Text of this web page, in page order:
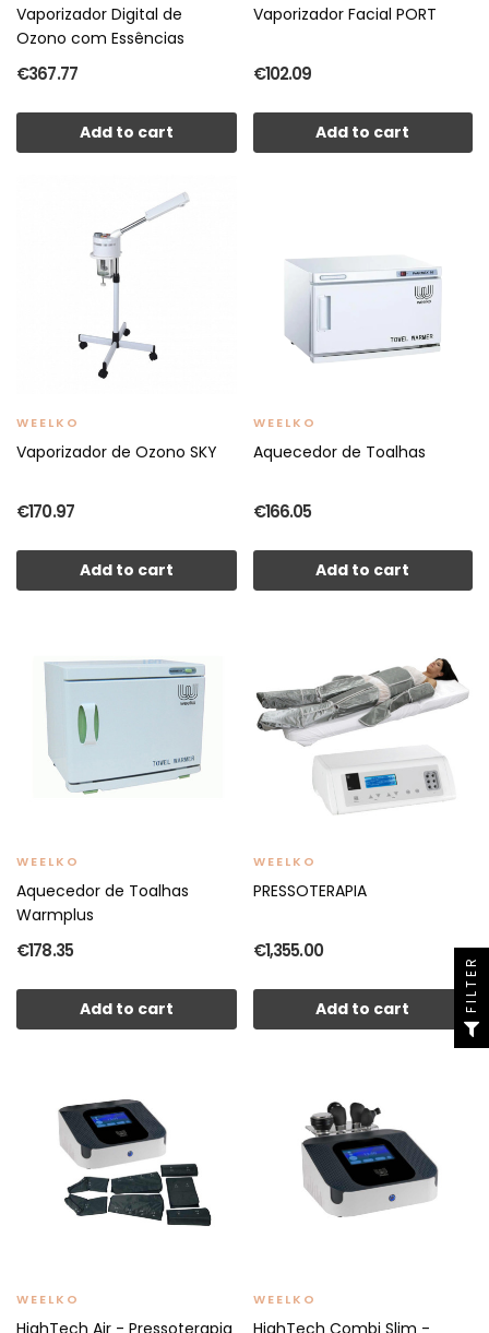
Vaporizador Digital de
Ozono com Essências
€367.77
Add to cart
Vaporizador Facial PORT
€102.09
Add to cart
WEELKO
Vaporizador de Ozono SKY
€170.97
Add to cart
WEELKO
Aquecedor de Toalhas
€166.05
Add to cart
WEELKO
Aquecedor de Toalhas
Warmplus
€178.35
Add to cart
WEELKO
PRESSOTERAPIA
€1,355.00
Add to cart
WEELKO
HighTech Air - Pressoterapia
WEELKO
HighTech Combi Slim -
FILTER